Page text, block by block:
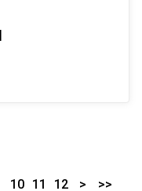
10 11 12 > >>